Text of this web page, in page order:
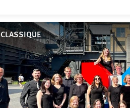
CLASSIQUE